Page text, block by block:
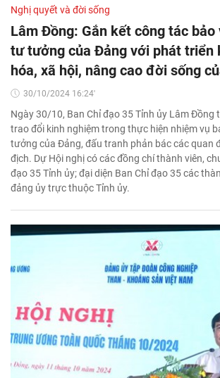
Nghị quyết và đời sống
Lâm Đồng: Gắn kết công tác bảo
tư tưởng của Đảng với phát triển
hóa, xã hội, nâng cao đời sống
30/10/2024 16:24'
Ngày 30/10, Ban Chỉ đạo 35 Tỉnh ủy Lâm Đồng
trao đổi kinh nghiệm trong thực hiện nhiệm vụ
tưởng của Đảng, đấu tranh phản bác các quan
địch. Dự Hội nghị có các đồng chí thành viên,
đạo 35 Tỉnh ủy; đại diện Ban Chỉ đạo 35 các
đảng ủy trực thuộc Tỉnh ủy.